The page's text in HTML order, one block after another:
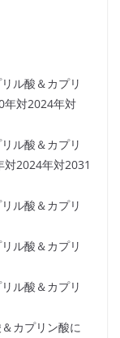
ル酸＆カプリ
年対2024年対
ル酸＆カプリ
対2024年対2031
ル酸＆カプリ
ル酸＆カプリ
ル酸＆カプリ
カプリン酸に